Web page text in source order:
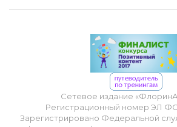
Сетевое издание
Регистрационный номер ЭЛ
Зарегистрировано Федеральной